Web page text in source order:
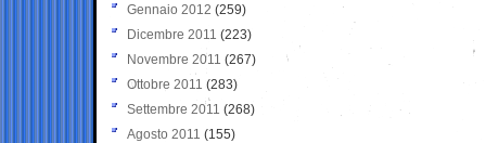
Gennaio 2012 (259)
Dicembre 2011 (223)
Novembre 2011 (267)
Ottobre 2011 (283)
Settembre 2011 (268)
Agosto 2011 (155)